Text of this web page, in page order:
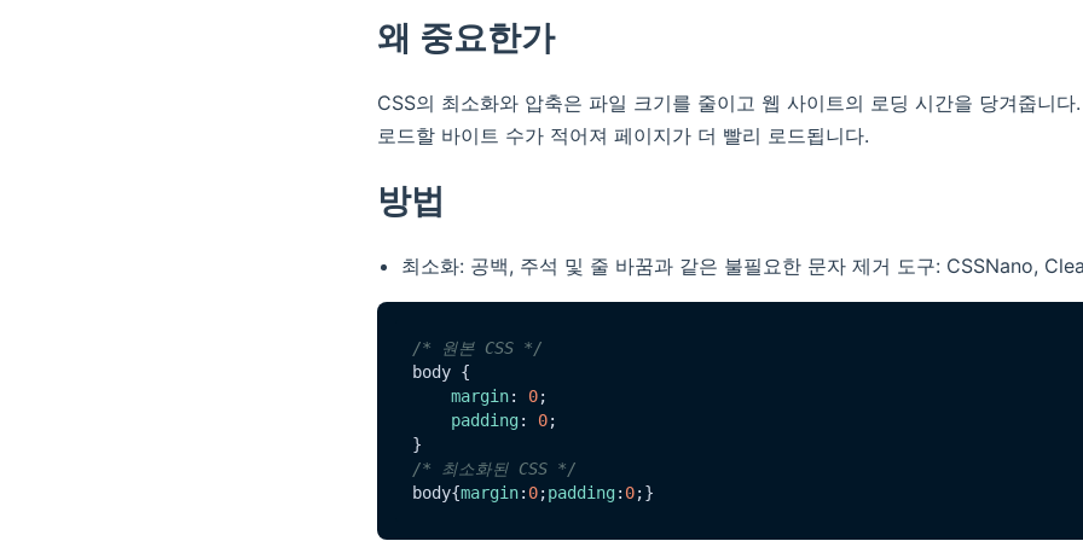
왜 중요한가
CSS의 최소화와 압축은 파일 크기를 줄이고 웹 사이트의 로딩 시간을 당겨줍니다
로드할 바이트 수가 적어져 페이지가 더 빨리 로드됩니다.
방법
최소화: 공백, 주석 및 줄 바꿈과 같은 불필요한 문자 제거 도구: CSSNano,
/* 원본 CSS */
body {
margin: 0;
padding: 0;
/* 최소화된 CSS */
body{margin: 0;padding: 0